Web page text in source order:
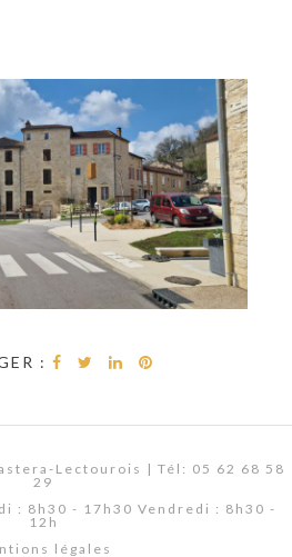
:
Lectourois | Tél: 05 62 68 58
29
: 8h30 - 17h30 Vendredi : 8h30 -
12h
légales